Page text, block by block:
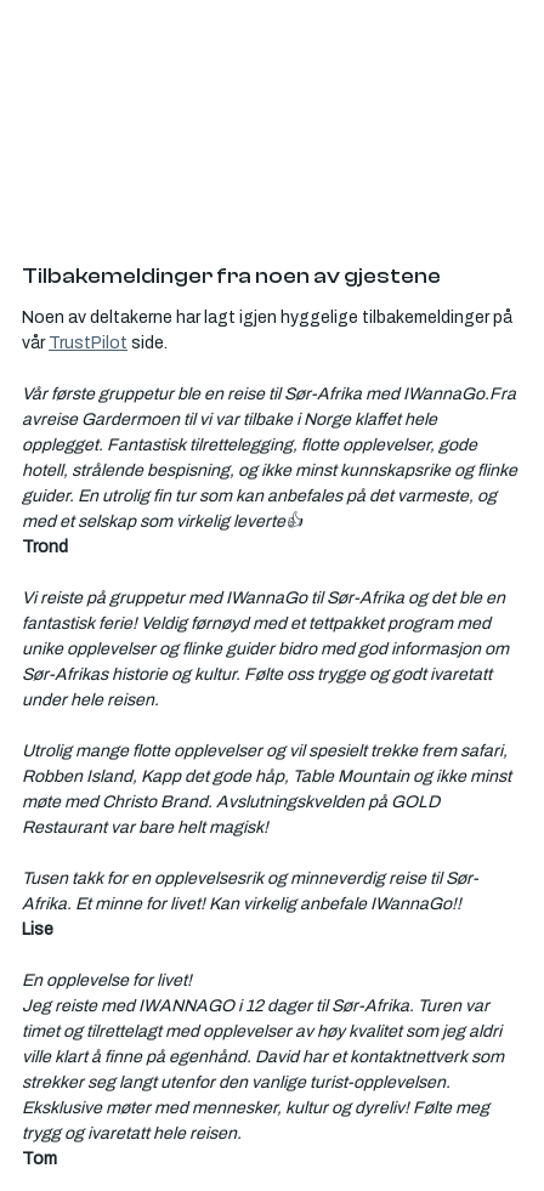
Tilbakemeldinger fra noen av gjestene
Noen av deltakerne har lagt igjen hyggelige tilbakemeldinger på
vår TrustPilot side.
Vår første gruppetur ble en reise til Sør-Afrika med IWannaGo.Fra
avreise Gardermoen til vi var tilbake i Norge klaffet hele
opplegget. Fantastisk tilrettelegging, flotte opplevelser, gode
hotell, strålende bespisning, og ikke minst kunnskapsrike og flinke
guider. En utrolig fin tur som kan anbefales på det varmeste, og
med et selskap som virkelig leverte👍
Trond
Vi reiste på gruppetur med IWannaGo til Sør-Afrika og det ble en
fantastisk ferie! Veldig førnøyd med et tettpakket program med
unike opplevelser og flinke guider bidro med god informasjon om
Sør-Afrikas historie og kultur. Følte oss trygge og godt ivaretatt
under hele reisen.
Utrolig mange flotte opplevelser og vil spesielt trekke frem safari,
Robben Island, Kapp det gode håp, Table Mountain og ikke minst
møte med Christo Brand. Avslutningskvelden på GOLD
Restaurant var bare helt magisk!
Tusen takk for en opplevelsesrik og minneverdig reise til Sør-
Afrika. Et minne for livet! Kan virkelig anbefale IWannaGo!!
Lise
En opplevelse for livet!
Jeg reiste med IWANNAGO i 12 dager til Sør-Afrika. Turen var
timet og tilrettelagt med opplevelser av høy kvalitet som jeg aldri
ville klart å finne på egenhånd. David har et kontaktnettverk som
strekker seg langt utenfor den vanlige turist-opplevelsen.
Eksklusive møter med mennesker, kultur og dyreliv! Følte meg
trygg og ivaretatt hele reisen.
Tom